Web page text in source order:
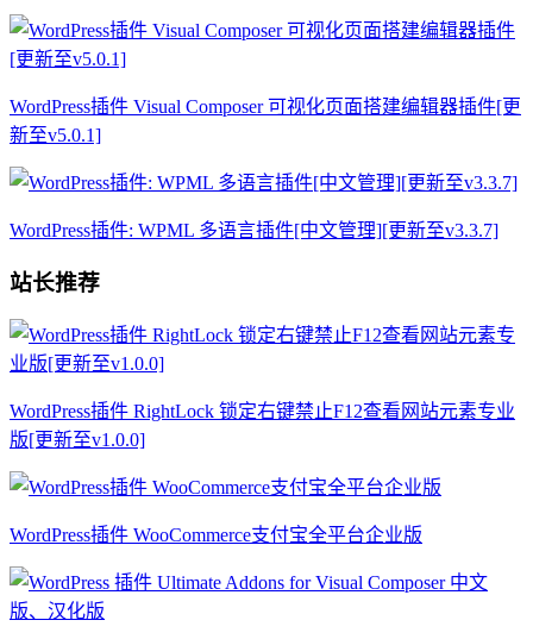
WordPress插件 Visual Composer 可视化页面搭建编辑器插件[更
新至v5.0.1]
WordPress插件: WPML 多语言插件[中文管理][更新至v3.3.7]
站长推荐
WordPress插件 RightLock 锁定右键禁止F12查看网站元素专业
版[更新至v1.0.0]
WordPress插件 WooCommerce支付宝全平台企业版